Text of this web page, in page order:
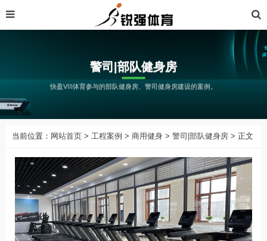
警司|部队健身房
快盈VIII体育参与的部队健身房、警司健身房建设的案例。
当前位置： 网站首页 > 工程案例 > 商用健身 > 警司|部队健身房 > 正文